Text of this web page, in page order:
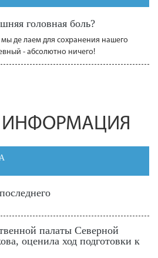
головная боль?
де лаем для сохранения нашего
- абсолютно ничего!
ИНФОРМАЦИЯ
палаты Северной
оценила ход подготовки к